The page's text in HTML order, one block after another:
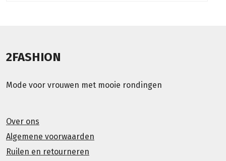
2FASHION
Mode voor vrouwen met mooie rondingen
Over ons
Algemene voorwaarden
Ruilen en retourneren